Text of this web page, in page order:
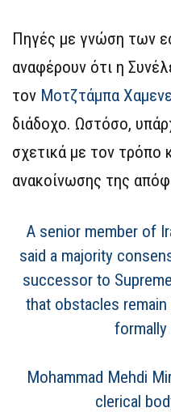
Πηγές με γνώση των
αναφέρουν ότι η
τον Μοτζτάμπα
διάδοχο. Ωστόσο,
σχετικά με τον τρόπο
ανακοίνωσης της
A senior member of
said a majority
successor to
that obstacles
formally
Mohammad Mehdi
clerical